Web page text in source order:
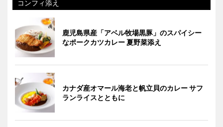
コンフィ添え
鹿児島県産「アベル牧場黒豚」のスパイシー
なポークカツカレー 夏野菜添え
カナダ産オマール海老と帆立貝のカレー サフ
ランライスとともに